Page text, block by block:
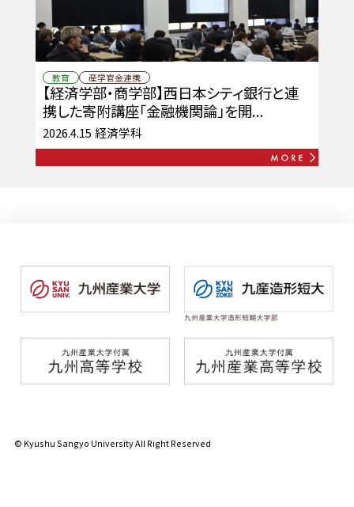
教育 産学官金連携
【経済学部・商学部】西日本シティ銀行と連
携した寄附講座「金融機関論」を開...
2026.4.15 経済学科
© Kyushu Sangyo University All Right Reserved